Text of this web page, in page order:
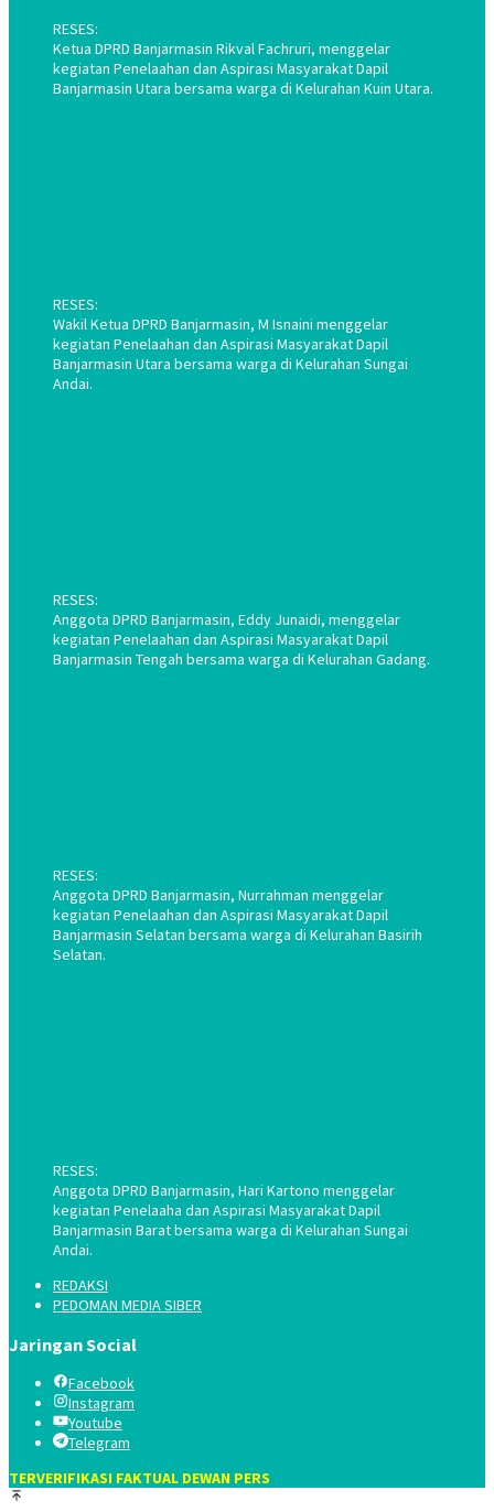
RESES:
Ketua DPRD Banjarmasin Rikval Fachruri, menggelar
kegiatan Penelaahan dan Aspirasi Masyarakat Dapil
Banjarmasin Utara bersama warga di Kelurahan Kuin Utara.
RESES:
Wakil Ketua DPRD Banjarmasin, M Isnaini menggelar
kegiatan Penelaahan dan Aspirasi Masyarakat Dapil
Banjarmasin Utara bersama warga di Kelurahan Sungai
Andai.
RESES:
Anggota DPRD Banjarmasin, Eddy Junaidi, menggelar
kegiatan Penelaahan dan Aspirasi Masyarakat Dapil
Banjarmasin Tengah bersama warga di Kelurahan Gadang.
RESES:
Anggota DPRD Banjarmasin, Nurrahman menggelar
kegiatan Penelaahan dan Aspirasi Masyarakat Dapil
Banjarmasin Selatan bersama warga di Kelurahan Basirih
Selatan.
RESES:
Anggota DPRD Banjarmasin, Hari Kartono menggelar
kegiatan Penelaaha dan Aspirasi Masyarakat Dapil
Banjarmasin Barat bersama warga di Kelurahan Sungai
Andai.
REDAKSI
PEDOMAN MEDIA SIBER
Jaringan Social
Facebook
Instagram
Youtube
Telegram
TERVERIFIKASI FAKTUAL DEWAN PERS